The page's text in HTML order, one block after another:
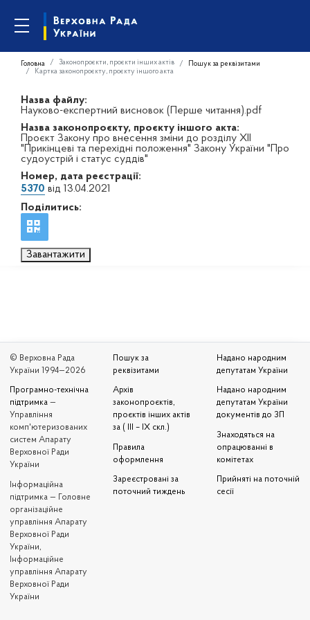
Головна Законопроєкти, проєкти інших актів
Пошук за реквізитами
Картка законопроєкту, проєкту іншого акта
Назва файлу:
Науково-експертний висновок (Перше читання).pdf
Назва законопроєкту, проєкту іншого акта:
Проєкт Закону про внесення зміни до розділу ХІI
"Прикінцеві та перехідні положення" Закону України "Про
судоустрій і статус суддів"
Номер, дата реєстрації:
5370 від 13.04.2021
Поділитись:
Завантажити
© Верховна Рада
України 1994—2026
Програмно-технічна
підтримка —
Управління
комп'ютеризованих
систем Апарату
Верховної Ради
України
Iнформаційна
підтримка — Головне
організаційне
управління Апарату
Верховної Ради
України,
Інформаційне
управління Апарату
Верховної Ради
України
Пошук за
реквізитами
Архів
законопроєктів,
проєктів інших актів
за ( III – IX скл.)
Правила
оформлення
Зареєстровані за
поточний тиждень
Надано народним
депутатам України
Надано народним
депутатам України
документів до ЗП
Знаходяться на
опрацюванні в
комітетах
Прийняті на поточній
сесії